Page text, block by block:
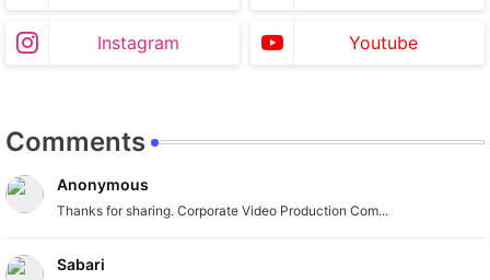
Instagram Youtube
Comments
Anonymous
Thanks for sharing. Corporate Video Production Com...
Sabari